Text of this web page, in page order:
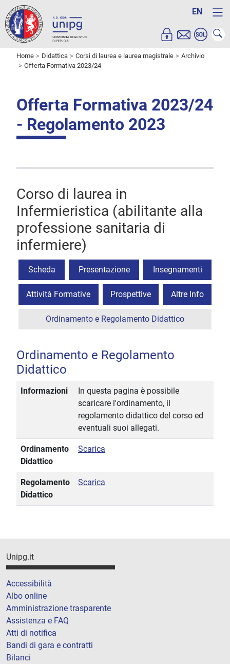
EN
Home Didattica Corsi di laurea e laurea magistrale
Archivio
Offerta Formativa 2023/24
Offerta Formativa 2023/24
- Regolamento 2023
Corso di laurea in
Infermieristica (abilitante alla
professione sanitaria di
infermiere)
Scheda Presentazione Insegnamenti
Attività Formative Prospettive Altre Info
Ordinamento e Regolamento Didattico
Ordinamento e Regolamento
Didattico
Informazioni
In questa pagina è possibile
scaricare l'ordinamento, il
regolamento didattico del corso ed
eventuali suoi allegati.
Ordinamento
Didattico
Scarica
Regolamento
Didattico
Scarica
Unipg.it
Accessibilità
Albo online
Amministrazione trasparente
Assistenza e FAQ
Atti di notifica
Bandi di gara e contratti
Bilanci